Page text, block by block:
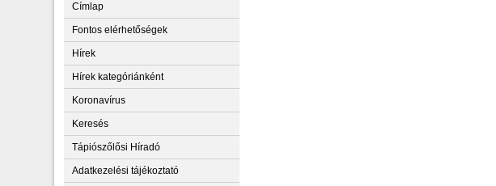
Címlap
Fontos elérhetőségek
Hírek
Hírek kategóriánként
Koronavírus
Keresés
Tápiószőlősi Híradó
Adatkezelési tájékoztató